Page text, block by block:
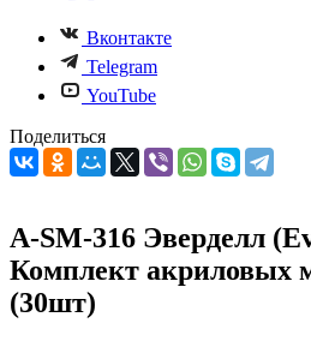
Вконтакте
Telegram
YouTube
Поделиться
A-SM-316 Эверделл
Комплект акриловых
(30шт)